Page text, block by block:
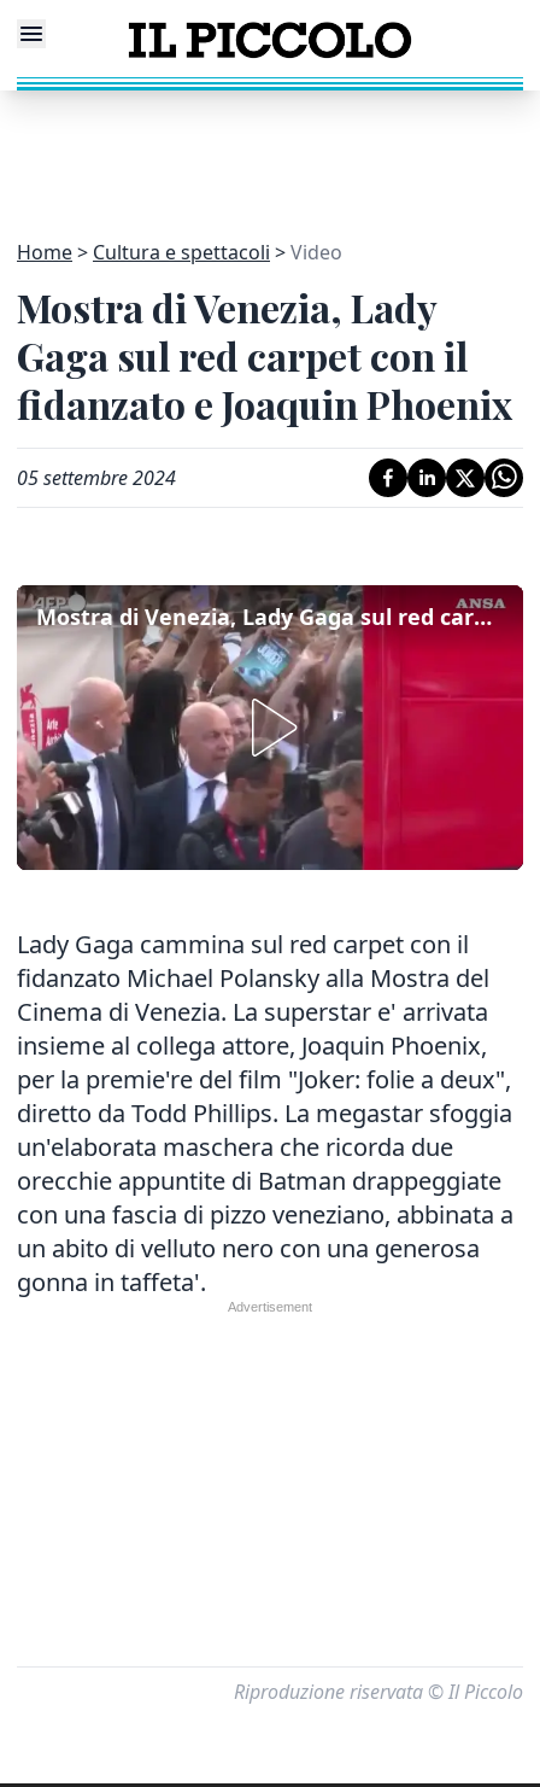
Home Cultura e spettacoli Video
Mostra di Venezia, Lady
Gaga sul red carpet con il
fidanzato e Joaquin Phoenix
05 settembre 2024
Mostra di Venezia, Lady Gaga sul red carpet con il fidanzato e Joaquin Phoenix
Lady Gaga cammina sul red carpet con il
fidanzato Michael Polansky alla Mostra del
Cinema di Venezia. La superstar e' arrivata
insieme al collega attore, Joaquin Phoenix,
per la premie're del film "Joker: folie a deux",
diretto da Todd Phillips. La megastar sfoggia
un'elaborata maschera che ricorda due
orecchie appuntite di Batman drappeggiate
con una fascia di pizzo veneziano, abbinata a
un abito di velluto nero con una generosa
gonna in taffeta'.
Riproduzione riservata © Il Piccolo